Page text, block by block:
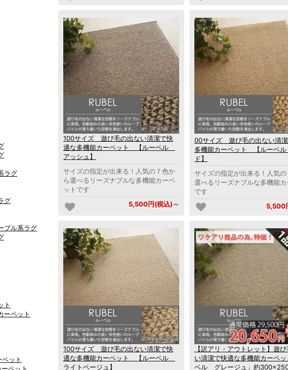
ラグ
グ
プル系ラグ
ト
ーペット
ペット
ーペット
100サイズ 遊び毛の出ない清潔で快
適な多機能カーペット 【ルーベル
アッシュ】
サイズの指定が出来る！人気の７色か
ら選べるリーズナブルな多機能カーペ
ットです
5,500円(税込)～
00サイズ 遊び毛の出ない清
多機能カーペット 【ルーベ
ド】
サイズの指定が出来る！人気の
選べるリーズナブルな多機能カ
です
5,500
100サイズ 遊び毛の出ない清潔で快
適な多機能カーペット 【ルーベル
ライトベージュ】
【訳アリ・アウトレット】遊
い清潔で快適な多機能カーペッ
ベル グレージュ」約